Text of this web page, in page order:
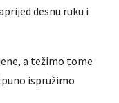
desnu ruku i
a težimo tome
ispružimo